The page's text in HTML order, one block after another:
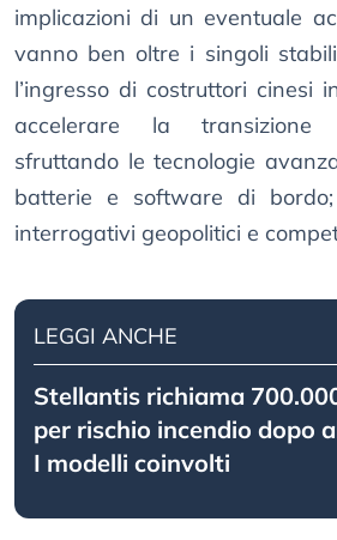
implicazioni di un eventuale
vanno ben oltre i singoli
l’ingresso di costruttori cinesi
accelerare la transizione
sfruttando le tecnologie
batterie e software di bordo;
interrogativi geopolitici e
LEGGI ANCHE
Stellantis richiama
per rischio incendio dopo
I modelli coinvolti